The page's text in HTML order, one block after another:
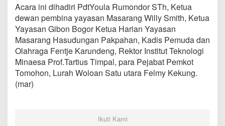
t
h
e
a
t
e
r
Acara ini dihadiri PdtYoula Rumondor STh, Ketua
dewan pembina yayasan Masarang Willy Smith, Ketua
Yayasan Gibon Bogor Ketua Harian Yayasan
Masarang Hasudungan Pakpahan, Kadis Pemuda dan
Olahraga Fentje Karundeng, Rektor Institut Teknologi
Minaesa Prof.Tartius Timpal, para Pejabat Pemkot
Tomohon, Lurah Woloan Satu utara Felmy Kekung.
(mar)
Ikuti Kami